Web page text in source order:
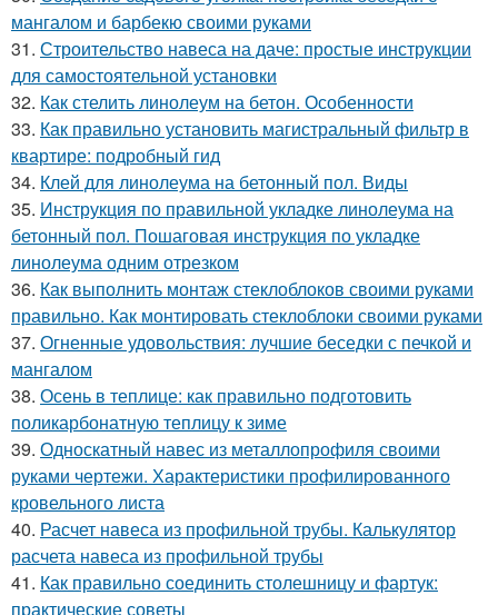
мангалом и барбекю своими руками
31. Строительство навеса на даче: простые инструкции
для самостоятельной установки
32. Как стелить линолеум на бетон. Особенности
33. Как правильно установить магистральный фильтр в
квартире: подробный гид
34. Клей для линолеума на бетонный пол. Виды
35. Инструкция по правильной укладке линолеума на
бетонный пол. Пошаговая инструкция по укладке
линолеума одним отрезком
36. Как выполнить монтаж стеклоблоков своими руками
правильно. Как монтировать стеклоблоки своими руками
37. Огненные удовольствия: лучшие беседки с печкой и
мангалом
38. Осень в теплице: как правильно подготовить
поликарбонатную теплицу к зиме
39. Односкатный навес из металлопрофиля своими
руками чертежи. Характеристики профилированного
кровельного листа
40. Расчет навеса из профильной трубы. Калькулятор
расчета навеса из профильной трубы
41. Как правильно соединить столешницу и фартук:
практические советы